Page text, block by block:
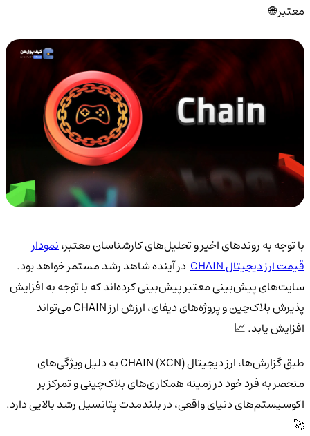
معتبر 🌐
با توجه به روندهای اخیر و تحلیل‌های کارشناسان معتبر،نمودار
قیمت ارز دیجیتال CHAIN
در آینده شاهد رشد مستمر خواهد بود.
سایت‌های پیش‌بینی معتبر پیش‌بینی کرده‌اند که با توجه به افزایش
پذیرش بلاک‌چین و پروژه‌های دیفای، ارزش ارز CHAIN می‌تواند
افزایش یابد. 📈
طبق گزارش‌ها، ارز دیجیتال CHAIN (XCN) به دلیل ویژگی‌های
منحصر به فرد خود در زمینه همکاری‌های بلاک‌چینی و تمرکز بر
اکوسیستم‌های دنیای واقعی، در بلندمدت پتانسیل رشد بالایی دارد.
🚀